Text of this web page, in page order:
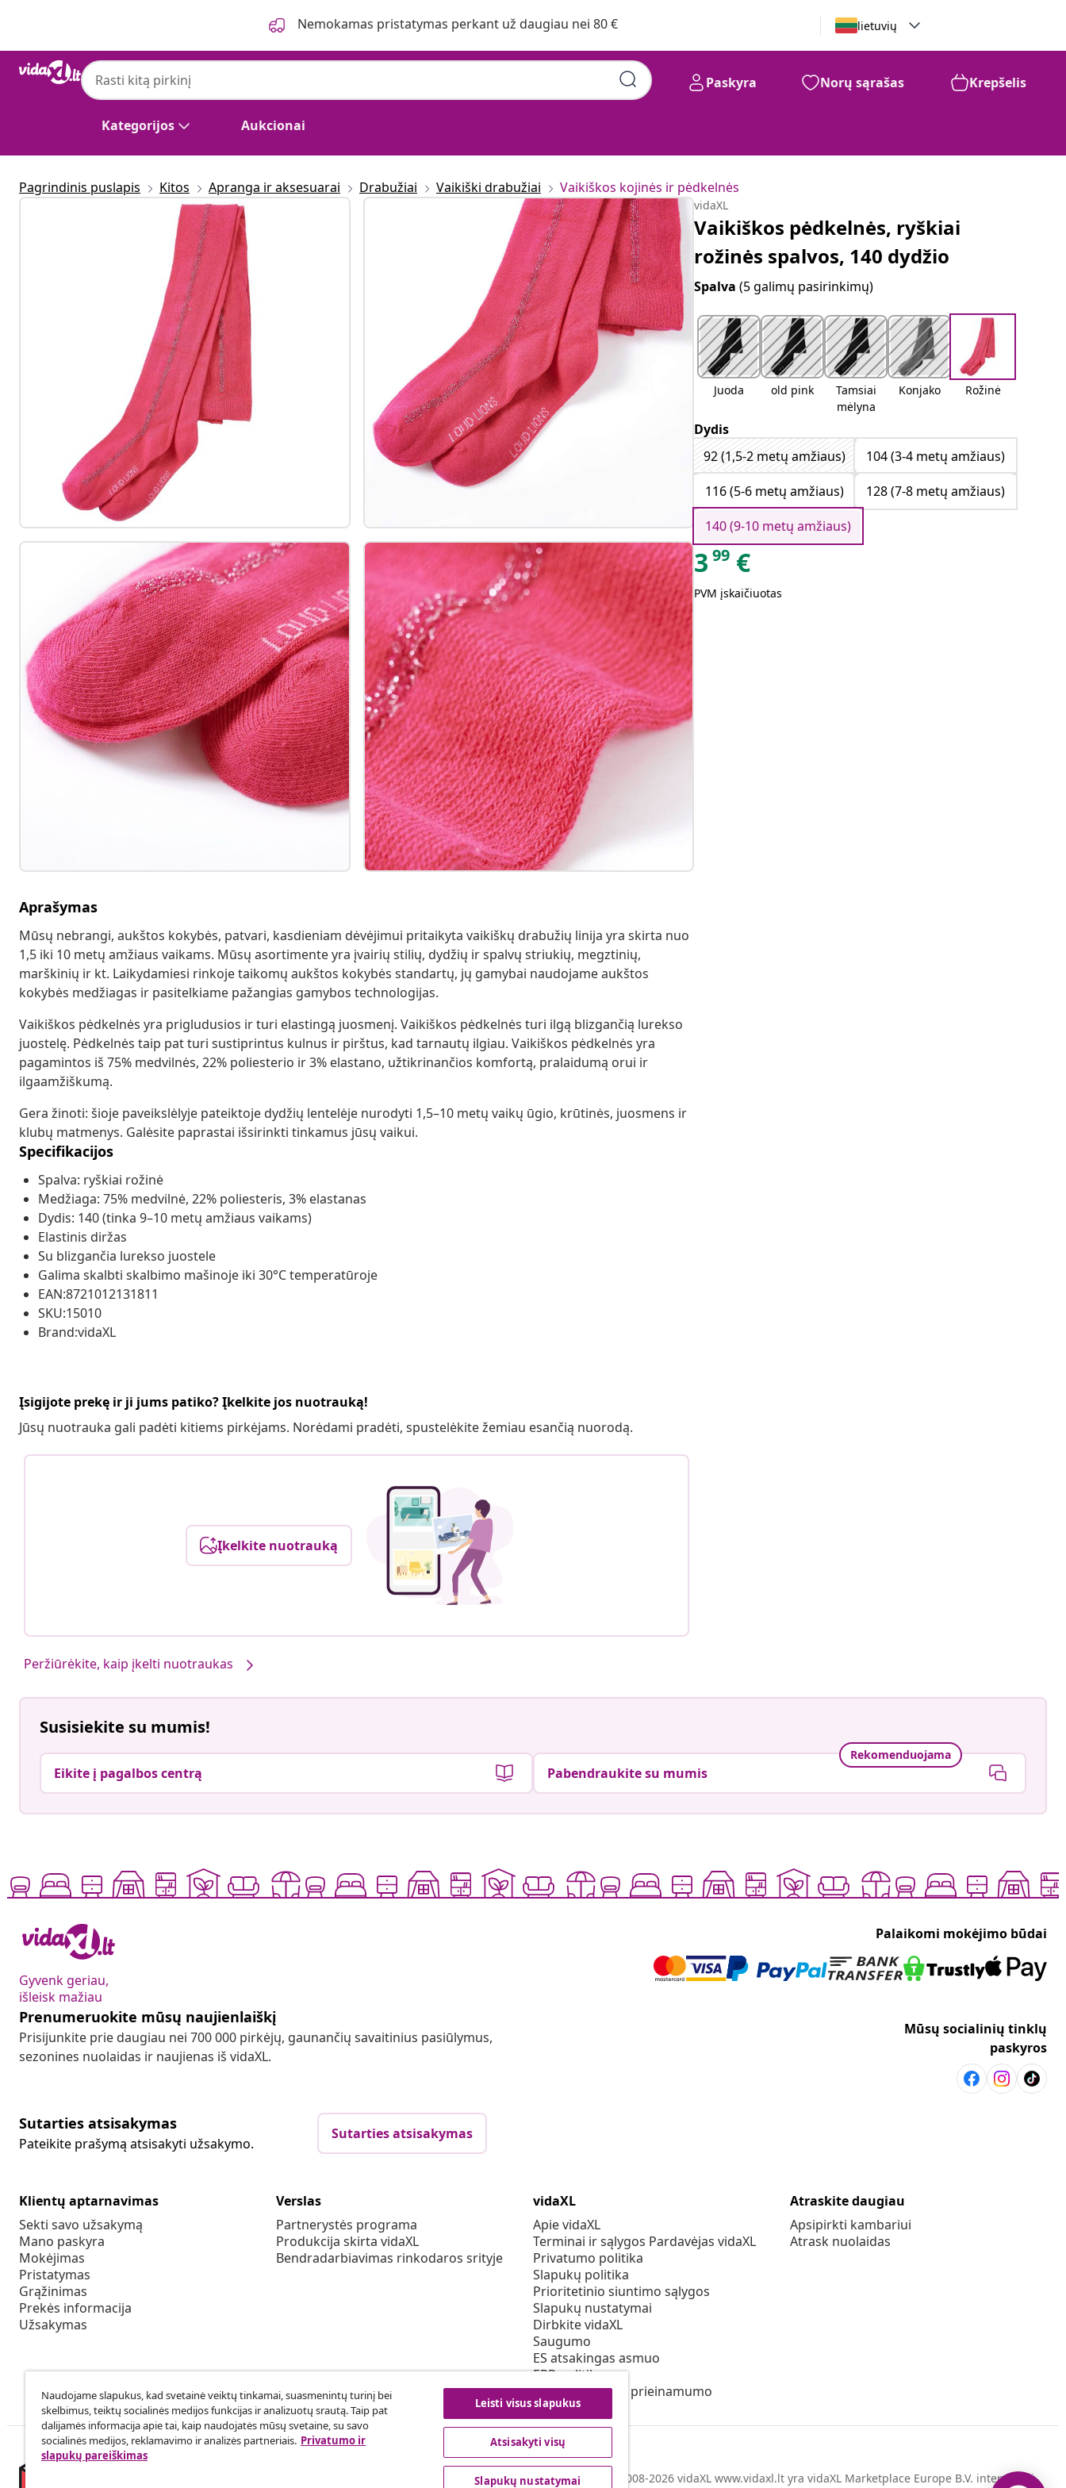
Nemokamas pristatymas perkant už daugiau nei 80 € lietuvių
Kategorijos Aukcionai
Paskyra Norų sąrašas Krepšelis
Pagrindinis puslapis Kitos Apranga ir aksesuarai Drabužiai Vaikiški drabužiai Vaikiškos kojinės ir pėdkelnės
Aprašymas
Mūsų nebrangi, aukštos kokybės, patvari, kasdieniam dėvėjimui pritaikyta vaikiškų drabužių linija yra skirta nuo
1,5 iki 10 metų amžiaus vaikams. Mūsų asortimente yra įvairių stilių, dydžių ir spalvų striukių, megztinių,
marškinių ir kt. Laikydamiesi rinkoje taikomų aukštos kokybės standartų, jų gamybai naudojame aukštos
kokybės medžiagas ir pasitelkiame pažangias gamybos technologijas.
Vaikiškos pėdkelnės yra prigludusios ir turi elastingą juosmenį. Vaikiškos pėdkelnės turi ilgą blizgančią lurekso
juostelę. Pėdkelnės taip pat turi sustiprintus kulnus ir pirštus, kad tarnautų ilgiau. Vaikiškos pėdkelnės yra
pagamintos iš 75% medvilnės, 22% poliesterio ir 3% elastano, užtikrinančios komfortą, pralaidumą orui ir
ilgaamžiškumą.
Gera žinoti: šioje paveikslėlyje pateiktoje dydžių lentelėje nurodyti 1,5–10 metų vaikų ūgio, krūtinės, juosmens ir
klubų matmenys. Galėsite paprastai išsirinkti tinkamus jūsų vaikui.
Specifikacijos
Spalva: ryškiai rožinė
Medžiaga: 75% medvilnė, 22% poliesteris, 3% elastanas
Dydis: 140 (tinka 9–10 metų amžiaus vaikams)
Elastinis diržas
Su blizgančia lurekso juostele
Galima skalbti skalbimo mašinoje iki 30°C temperatūroje
EAN:8721012131811
SKU:15010
Brand:vidaXL
Įsigijote prekę ir ji jums patiko? Įkelkite jos nuotrauką!
Jūsų nuotrauka gali padėti kitiems pirkėjams. Norėdami pradėti, spustelėkite žemiau esančią nuorodą.
Įkelkite nuotrauką
Peržiūrėkite, kaip įkelti nuotraukas
vidaXL
Vaikiškos pėdkelnės, ryškiai
rožinės spalvos, 140 dydžio
Spalva(5 galimų pasirinkimų)
Juoda old pink
Tamsiai
mėlyna
Konjako Rožinė
Dydis
92 (1,5-2 metų amžiaus)
104 (3-4 metų amžiaus)
116 (5-6 metų amžiaus)
128 (7-8 metų amžiaus)
140 (9-10 metų amžiaus)
3 99 €
PVM įskaičiuotas
Susisiekite su mumis!
Eikite į pagalbos centrą
Rekomenduojama
Pabendraukite su mumis
Gyvenk geriau,
išleisk mažiau
Palaikomi mokėjimo būdai
Prenumeruokite mūsų naujienlaiškį
Prisijunkite prie daugiau nei 700 000 pirkėjų, gaunančių savaitinius pasiūlymus,
sezonines nuolaidas ir naujienas iš vidaXL.
Mūsų socialinių tinklų
paskyros
Sutarties atsisakymas
Pateikite prašymą atsisakyti užsakymo.
Sutarties atsisakymas
Klientų aptarnavimas
Sekti savo užsakymą
Mano paskyra
Mokėjimas
Pristatymas
Grąžinimas
Prekės informacija
Užsakymas
Verslas
Partnerystės programa
Produkcija skirta vidaXL
Bendradarbiavimas rinkodaros srityje
vidaXL
Apie vidaXL
Terminai ir sąlygos Pardavėjas vidaXL
Privatumo politika
Slapukų politika
Prioritetinio siuntimo sąlygos
Slapukų nustatymai
Dirbkite vidaXL
Saugumo
ES atsakingas asmuo
EPR politiką
Pareiškimas dėl prieinamumo
Atraskite daugiau
Apsipirkti kambariui
Atrask nuolaidas
© 2008-2026 vidaXL www.vidaxl.lt yra vidaXL Marketplace Europe B.V. internetinė
Naudojame slapukus, kad svetainė veiktų tinkamai, suasmenintų turinį bei
skelbimus, teiktų socialinės medijos funkcijas ir analizuotų srautą. Taip pat
dalijamės informacija apie tai, kaip naudojatės mūsų svetaine, su savo
socialinės medijos, reklamavimo ir analizės partneriais. Privatumo ir
slapukų pareiškimas
Leisti visus slapukus
Atsisakyti visų
Slapukų nustatymai